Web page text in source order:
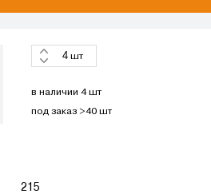
шт
в наличии 4 шт
под заказ >40 шт
215